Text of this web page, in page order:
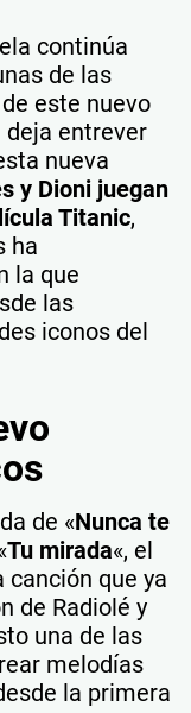
continúa
de las
este nuevo
deja entrever
nueva
y Dioni juegan
Titanic,
ha
la que
las
iconos del
de «Nunca te
Tu mirada«, el
canción que ya
de Radiolé y
una de las
melodías
la primera